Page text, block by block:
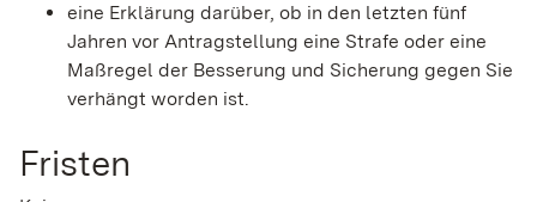
eine Erklärung darüber, ob in den letzten fünf
Jahren vor Antragstellung eine Strafe oder eine
Maßregel der Besserung und Sicherung gegen Sie
verhängt worden ist.
Fristen